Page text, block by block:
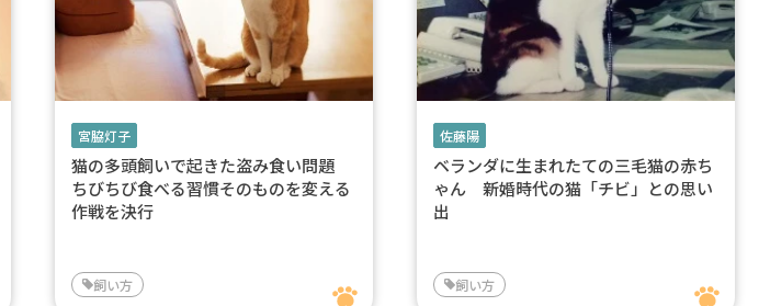
宮脇灯子
猫の多頭飼いで起きた盗み食い問題
ちびちび食べる習慣そのものを変える
作戦を決行
飼い方
佐藤陽
ベランダに生まれたての三毛猫の赤ち
ゃん 新婚時代の猫「チビ」との思い
出
飼い方